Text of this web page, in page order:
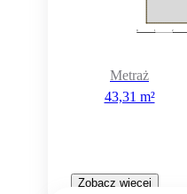
Metraż
43,31 m²
Zobacz więcej